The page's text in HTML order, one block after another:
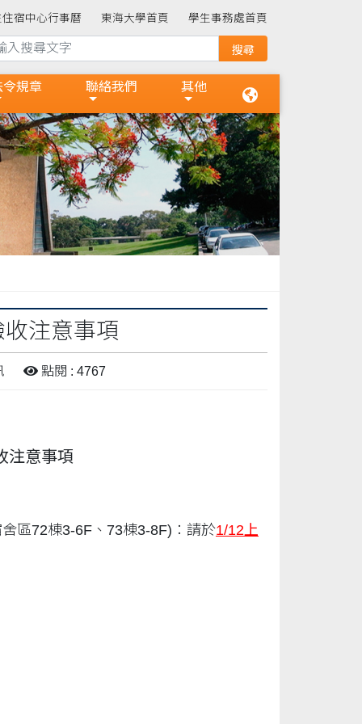
住宿中心行事曆 東海大學首頁 學生事務處首頁
令規章 聯絡我們 其他
注意事項
點閱 : 4767
注意事項
區72棟3-6F、73棟3-8F)：請於1/12上